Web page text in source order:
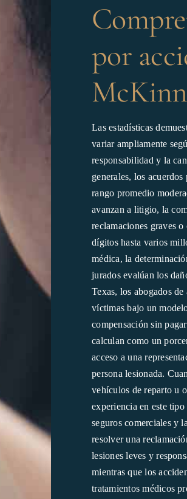
por
Las estadísticas
variar ampliamente
responsabilidad y la
generales, los
rango promedio
avanzan a litigio, la
reclamaciones graves
dígitos hasta varios
médica, la
jurados evalúan los
Texas, los abogados
víctimas bajo un
compensación sin
calculan como un
acceso a una
persona lesionada.
vehículos de reparto u
experiencia en este
seguros comerciales y
resolver una
lesiones leves y
mientras que los
tratamientos médicos